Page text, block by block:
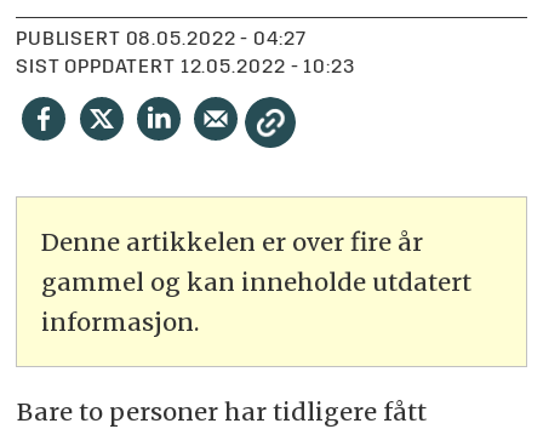
PUBLISERT
08.05.2022 - 04:27
SIST OPPDATERT
12.05.2022 - 10:23
Denne artikkelen er over fire år
gammel og kan inneholde utdatert
informasjon.
­­Bare to personer har tidligere fått